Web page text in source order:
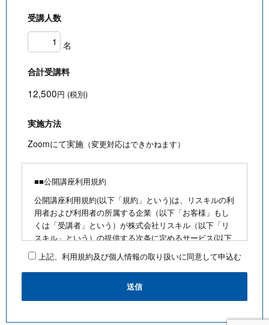
受講人数
名
合計受講料
12,500円 (税別)
実施方法
Zoomにて実施 （変更対応はできかねます）
■■公開講座利用規約
公開講座利用規約(以下「規約」という)は、リスキルの利
用者および利用者の所属する企業（以下「お客様」もし
くは「受講者」という）が株式会社リスキル（以下「リ
スキル」という）の提供する次条に定めるサービス(以下
「公開講座」という)を利用するにあたり、お客様に遵守
していただく事項を定めたものです。
■公開講座お申込みにあたって
・最少催行人数を満たさないなど合理的な事由がある場
とします
上記、利用規約及び個人情報の取り扱いに同意して申込む